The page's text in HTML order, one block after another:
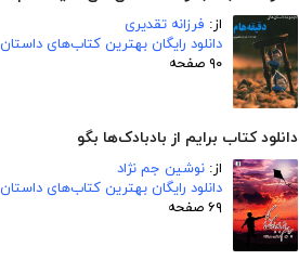
از: فرزانه تقدیری
دانلود رایگان بهترین کتاب‌های داستان
۹۰ صفحه
دانلود کتاب برایم از بادبادک‌ها بگو
از: نوشین جم نژاد
دانلود رایگان بهترین کتاب‌های داستان
۶۹ صفحه